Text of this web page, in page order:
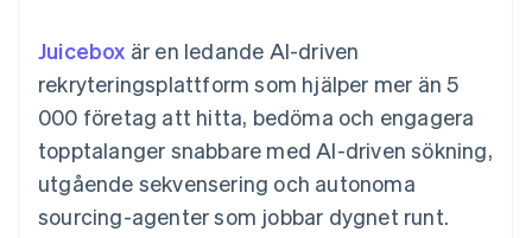
Accelererad kassaprocess
Länkade finanskontodata
redovisning
Stripe Sigma
Anpassade
rapporter
Data Pipeline
Datasynkronisering
Efter bransch
AI-företag
Kreatörsekonomi
Spel
fakturering
Utfärda stablecoin-
Tillhandahåll och
hantera tjänster med
agenter
Produktplan
Sessions årliga
konferens
Karriärer
Nyhetsrum
Stripe Press
Juicebox är en ledande AI-driven
rekryteringsplattform som hjälper mer än 5
000 företag att hitta, bedöma och engagera
topptalanger snabbare med AI-driven sökning,
utgående sekvensering och autonoma
sourcing-agenter som jobbar dygnet runt.